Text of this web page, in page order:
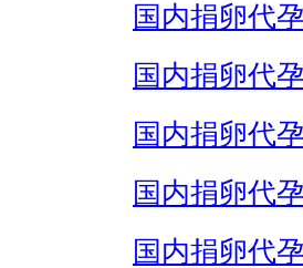
国内捐卵代
国内捐卵代
国内捐卵代
国内捐卵代
国内捐卵代